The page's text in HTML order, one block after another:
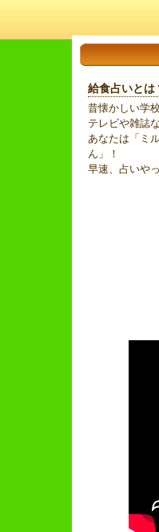
給食占いとは
昔懐かしい学
テレビや雑誌
あなたは「ミ
ん」！
早速、占いや